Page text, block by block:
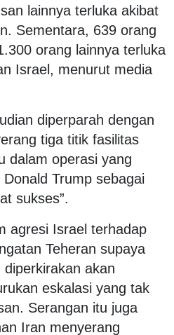
lainnya terluka akibat
Sementara, 639 orang
orang lainnya terluka
Israel, menurut media
diperparah dengan
tiga titik fasilitas
dalam operasi yang
Trump sebagai
sukses”.
agresi Israel terhadap
Teheran supaya
akan
eskalasi yang tak
Serangan itu juga
Iran menyerang